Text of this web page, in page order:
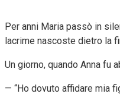
Per anni Maria passò in
lacrime nascoste dietro la
Un giorno, quando Anna fu
— “Ho dovuto affidare mia